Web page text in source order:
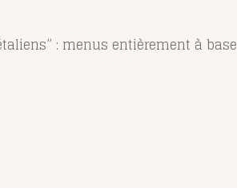
: menus entièrement à base